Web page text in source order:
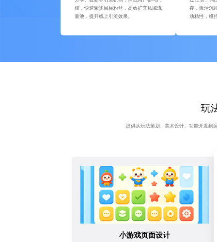
槛，快速聚拢目标粉丝，高效扩充私域流
量池，提升线上引流效果。
存，激活沉
动粘性，维
玩
提供从玩法策划、美术设计、功能开发到
小游戏页面设计